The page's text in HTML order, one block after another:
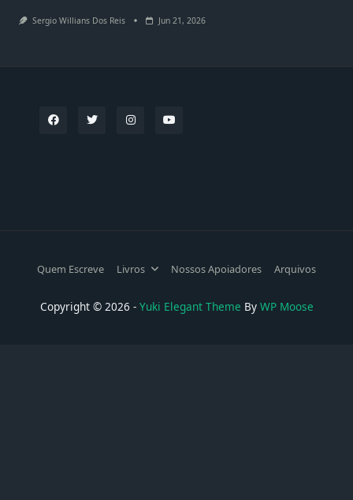
Sergio Willians Dos Reis Jun 21, 2026
Quem Escreve Livros Nossos Apoiadores Arquivos
Copyright © 2026 - Yuki Elegant Theme By WP Moose